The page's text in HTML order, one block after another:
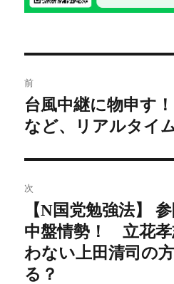
稿
ナ
ビ
ゲ
ー
シ
ョ
前
前
の
稿:
台風中継に物申す
など、リアルタイ
次
の
投
稿:
【N国党勉強法】
中盤情勢！ 立花孝
わない上田清司の
る？